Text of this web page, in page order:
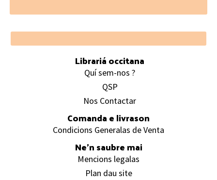
Footer
Librariá occitana
Quí sem-nos ?
QSP
Nos Contactar
Comanda e livrason
Condicions Generalas de Venta
Ne’n saubre mai
Mencions legalas
Plan dau site